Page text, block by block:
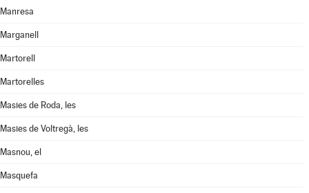
Manresa
Marganell
Martorell
Martorelles
Masies de Roda, les
Masies de Voltregà, les
Masnou, el
Masquefa